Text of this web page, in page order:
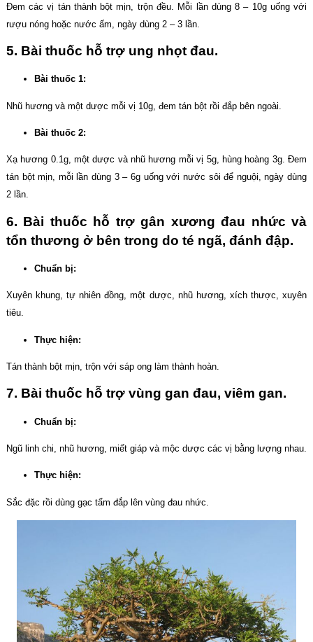
Đem các vị tán thành bột mịn, trộn đều. Mỗi lần dùng 8 – 10g uống với
rượu nóng hoặc nước ấm, ngày dùng 2 – 3 lần.
5. Bài thuốc hỗ trợ ung nhọt đau.
Bài thuốc 1:
Nhũ hương và một dược mỗi vị 10g, đem tán bột rồi đắp bên ngoài.
Bài thuốc 2:
Xạ hương 0.1g, một dược và nhũ hương mỗi vị 5g, hùng hoàng 3g. Đem
tán bột mịn, mỗi lần dùng 3 – 6g uống với nước sôi để nguội, ngày dùng
2 lần.
6. Bài thuốc hỗ trợ gân xương đau nhức và
tổn thương ở bên trong do té ngã, đánh đập.
Chuẩn bị:
Xuyên khung, tự nhiên đồng, một dược, nhũ hương, xích thược, xuyên
tiêu.
Thực hiện:
Tán thành bột mịn, trộn với sáp ong làm thành hoàn.
7. Bài thuốc hỗ trợ vùng gan đau, viêm gan.
Chuẩn bị:
Ngũ linh chi, nhũ hương, miết giáp và mộc dược các vị bằng lượng nhau.
Thực hiện:
Sắc đặc rồi dùng gạc tẩm đắp lên vùng đau nhức.